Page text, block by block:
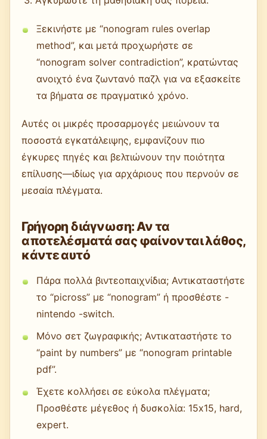
Ξεκινήστε με “nonogram rules overlap
method”, και μετά προχωρήστε σε
“nonogram solver contradiction”, κρατώντας
ανοιχτό ένα ζωντανό παζλ για να εξασκείτε
τα βήματα σε πραγματικό χρόνο.
Αυτές οι μικρές προσαρμογές μειώνουν τα
ποσοστά εγκατάλειψης, εμφανίζουν πιο
έγκυρες πηγές και βελτιώνουν την ποιότητα
επίλυσης—ιδίως για αρχάριους που περνούν σε
μεσαία πλέγματα.
Γρήγορη διάγνωση: Αν τα
αποτελέσματά σας φαίνονται λάθος,
κάντε αυτό
Πάρα πολλά βιντεοπαιχνίδια; Αντικαταστήστε
το “picross” με “nonogram” ή προσθέστε -
nintendo -switch.
Μόνο σετ ζωγραφικής; Αντικαταστήστε το
“paint by numbers” με “nonogram printable
pdf”.
Έχετε κολλήσει σε εύκολα πλέγματα;
Προσθέστε μέγεθος ή δυσκολία: 15x15, hard,
expert.